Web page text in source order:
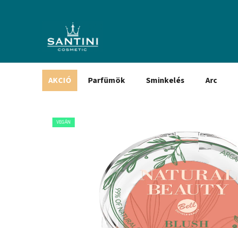
AKCIÓ Parfümök Sminkelés Arc
VEGÁN